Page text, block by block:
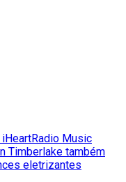
Music
Timberlake também
eletrizantes